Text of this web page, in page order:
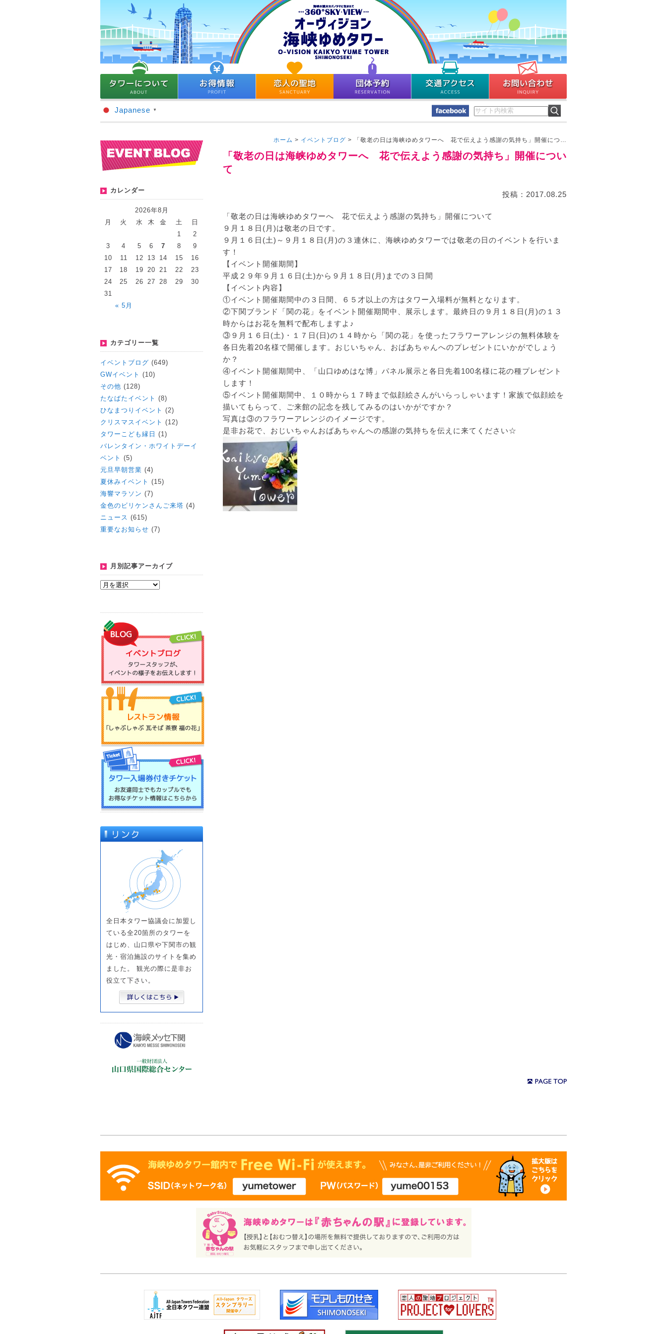
Japanese ▼
カレンダー
2026年8月
月
火 水 木 金 土 日
« 5月
1
2
3
4 5 6 7 8
9
10
11 12 13 14 15
16
17
18 19 20 21 22
23
24
25 26 27 28 29
30
31
カテゴリー一覧
イベントブログ (649)
GWイベント (10)
その他 (128)
たなばたイベント (8)
ひなまつりイベント (2)
クリスマスイベント (12)
タワーこども縁日 (1)
バレンタイン・ホワイトデーイ
ベント (5)
元旦早朝営業 (4)
夏休みイベント (15)
海響マラソン (7)
金色のビリケンさんご来塔 (4)
ニュース (615)
重要なお知らせ (7)
月別記事アーカイブ
全日本タワー協議会に加盟し
ている全20箇所のタワーを
はじめ、山口県や下関市の観
光・宿泊施設のサイトを集め
ました。 観光の際に是非お
役立て下さい。
ホーム > イベントブログ > 「敬老の日は海峡ゆめタワーへ 花で伝えよう感謝の気持ち」開催につ…
「敬老の日は海峡ゆめタワーへ 花で伝えよう感謝の気持ち」開催につい
て
投稿：2017.08.25
「敬老の日は海峡ゆめタワーへ 花で伝えよう感謝の気持ち」開催について
９月１８日(月)は敬老の日です。
９月１６日(土)～９月１８日(月)の３連休に、海峡ゆめタワーでは敬老の日のイベントを行いま
す！
【イベント開催期間】
平成２９年９月１６日(土)から９月１８日(月)までの３日間
【イベント内容】
①イベント開催期間中の３日間、６５才以上の方はタワー入場料が無料となります。
②下関ブランド「関の花」をイベント開催期間中、展示します。最終日の９月１８日(月)の１３
時からはお花を無料で配布しますよ♪
③９月１６日(土)・１７日(日)の１４時から「関の花」を使ったフラワーアレンジの無料体験を
各日先着20名様で開催します。おじいちゃん、おばあちゃんへのプレゼントにいかがでしょう
か？
④イベント開催期間中、「山口ゆめはな博」パネル展示と各日先着100名様に花の種プレゼント
します！
⑤イベント開催期間中、１０時から１７時まで似顔絵さんがいらっしゃいます！家族で似顔絵を
描いてもらって、ご来館の記念を残してみるのはいかがですか？
写真は③のフラワーアレンジのイメージです。
是非お花で、おじいちゃんおばあちゃんへの感謝の気持ちを伝えに来てください☆